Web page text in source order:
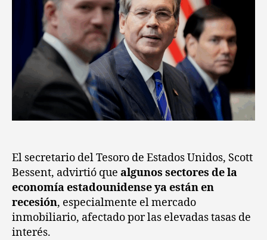
El secretario del Tesoro de Estados Unidos, Scott
Bessent, advirtió que algunos sectores de la
economía estadounidense ya están en
recesión, especialmente el mercado
inmobiliario, afectado por las elevadas tasas de
interés.